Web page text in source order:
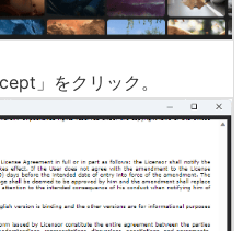
」をクリック。